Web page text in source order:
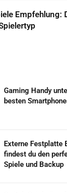
Empfehlung:
Gaming Handy
besten
Externe Festplatte
findest du den
Spiele und Backup